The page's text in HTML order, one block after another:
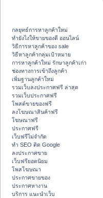
กลยุทธ์การหาลูกค้าใหม่
ทํายังไงให้ขายของดี ออนไลน์
วิธีการหาลูกค้าของ sale
วิธีหาลูกค้ากลุ่มเป้าหมาย
การหาลูกค้าใหม่ รักษาลูกค้าเก่า
ช่องทางการเข้าถึงลูกค้า
เพิ่มฐานลูกค้าใหม่
รวมเว็บลงประกาศฟรี ล่าสุด
รวมเว็บประกาศฟรี
โพสต์ขายของฟรี
ลงโฆษณาสินค้าฟรี
โฆษณาฟรี
ประกาศฟรี
เว็บฟรีไม่จำกัด
ทำ SEO ติด Google
ลงประกาศขาย
เว็บฟรียอดนิยม
โพสโฆษณา
ประกาศขายของ
ประกาศหางาน
บริการ แนะนำเว็บ